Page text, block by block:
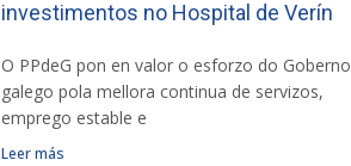
investimentos no Hospital de Verín
O PPdeG pon en valor o esforzo do Goberno
galego pola mellora continua de servizos,
emprego estable e
Leer más